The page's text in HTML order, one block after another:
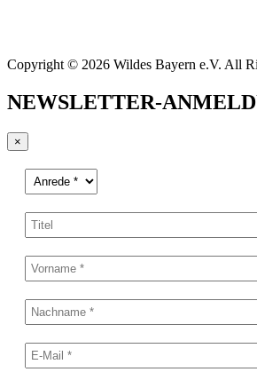
Copyright © 2026 Wildes Bayern e.V. All
NEWSLETTER-
×